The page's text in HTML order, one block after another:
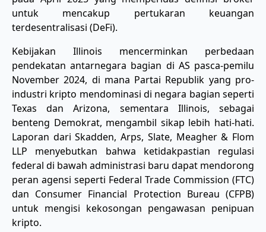
untuk mencakup pertukaran keuangan
terdesentralisasi (DeFi).
Kebijakan Illinois mencerminkan perbedaan
pendekatan antarnegara bagian di AS pasca-pemilu
November 2024, di mana Partai Republik yang pro-
industri kripto mendominasi di negara bagian seperti
Texas dan Arizona, sementara Illinois, sebagai
benteng Demokrat, mengambil sikap lebih hati-hati.
Laporan dari Skadden, Arps, Slate, Meagher & Flom
LLP menyebutkan bahwa ketidakpastian regulasi
federal di bawah administrasi baru dapat mendorong
peran agensi seperti Federal Trade Commission (FTC)
dan Consumer Financial Protection Bureau (CFPB)
untuk mengisi kekosongan pengawasan penipuan
kripto.